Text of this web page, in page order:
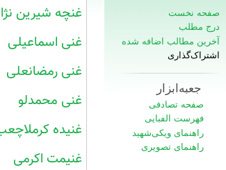
غنچه شیرین
غنی اسماعیلی
غنی رمضانعلی
غنی محمدلو
غنیده
غنیمت اکرمی
صفحه نخست
درج مطلب
آخرین مطالب اضافه شده
اشتراک‌گذاری
جعبه‌ابزار
صفحه تصادفی
فهرست الفبایی
راهنمای ویکی‌شهید
راهنمای تصویری